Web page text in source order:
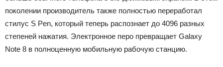
поколении производитель также полностью переработал
стилус S Pen, который теперь распознает до 4096 разных
степеней нажатия. Электронное перо превращает Galaxy
Note 8 в полноценную мобильную рабочую станцию.